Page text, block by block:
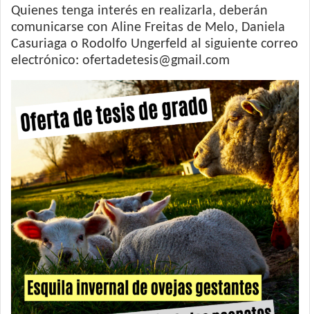
Quienes tenga interés en realizarla, deberán
comunicarse con Aline Freitas de Melo, Daniela
Casuriaga o Rodolfo Ungerfeld al siguiente correo
electrónico: ofertadetesis@gmail.com